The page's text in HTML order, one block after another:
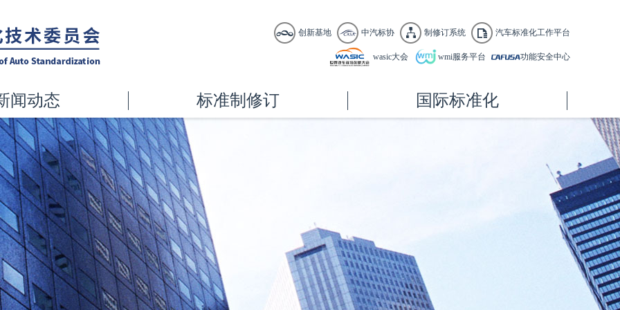
创新基地 中汽标协 制修订系统 汽车标准化工作平台
wasic大会 wmi服务平台 功能安全中心
闻动态 标准制修订 国际标准化